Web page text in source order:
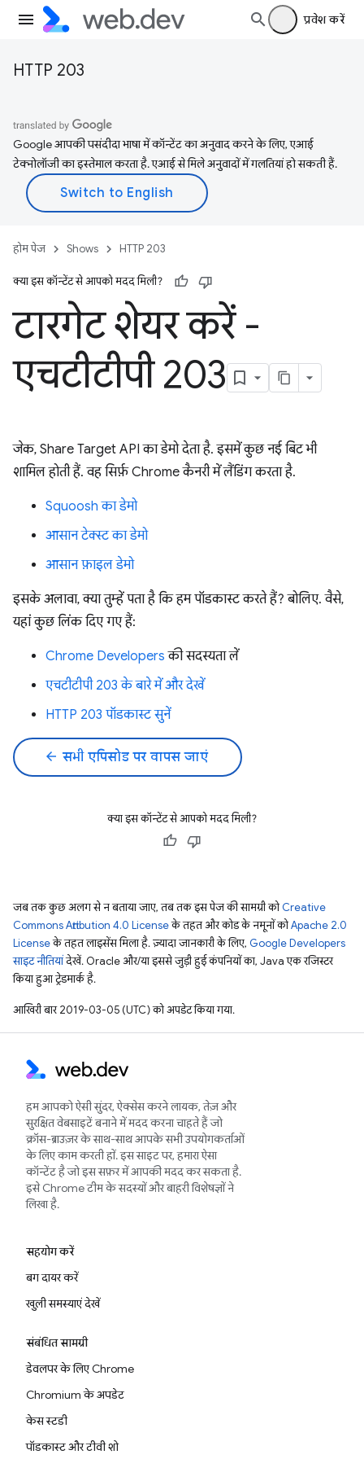
प्रवेश करें
HTTP 203
Google आपकी पसंदीदा भाषा में कॉन्टेंट का अनुवाद करने के लिए, एआई
टेक्नोलॉजी का इस्तेमाल करता है. एआई से मिले अनुवादों में गलतियां हो सकती हैं.
होम पेज Shows HTTP 203
क्या इस कॉन्टेंट से आपको मदद मिली?
टारगेट शेयर करें -
एचटीटीपी 203
जेक, Share Target API का डेमो देता है. इसमें कुछ नई बिट भी
शामिल होती हैं. वह सिर्फ़ Chrome कैनरी में लैंडिंग करता है.
Squoosh का डेमो
आसान टेक्स्ट का डेमो
आसान फ़ाइल डेमो
इसके अलावा, क्या तुम्हें पता है कि हम पॉडकास्ट करते हैं? बोलिए. वैसे,
यहां कुछ लिंक दिए गए हैं:
Chrome Developers की सदस्यता लें
एचटीटीपी 203 के बारे में और देखें
HTTP 203 पॉडकास्ट सुनें
arrow_back सभी एपिसोड पर वापस जाएं
क्या इस कॉन्टेंट से आपको मदद मिली?
जब तक कुछ अलग से न बताया जाए, तब तक इस पेज की सामग्री कोCreative
Commons Attribution 4.0 Licenseके तहत और कोड के नमूनों कोApache 2.0
Licenseके तहत लाइसेंस मिला है. ज़्यादा जानकारी के लिए, Google Developers
साइट नीतियांदेखें. Oracle और/या इससे जुड़ी हुई कंपनियों का, Java एक रजिस्टर
किया हुआ ट्रेडमार्क है.
आखिरी बार 2019-03-05 (UTC) को अपडेट किया गया.
हम आपको ऐसी सुंदर, ऐक्सेस करने लायक, तेज़ और
सुरक्षित वेबसाइटें बनाने में मदद करना चाहते हैं जो
क्रॉस-ब्राउज़र के साथ-साथ आपके सभी उपयोगकर्ताओं
के लिए काम करती हों. इस साइट पर, हमारा ऐसा
कॉन्टेंट है जो इस सफ़र में आपकी मदद कर सकता है.
इसे Chrome टीम के सदस्यों और बाहरी विशेषज्ञों ने
लिखा है.
सहयोग करें
बग दायर करें
खुली समस्याएं देखें
संबंधित सामग्री
डेवलपर के लिए Chrome
Chromium के अपडेट
केस स्टडी
पॉडकास्ट और टीवी शो